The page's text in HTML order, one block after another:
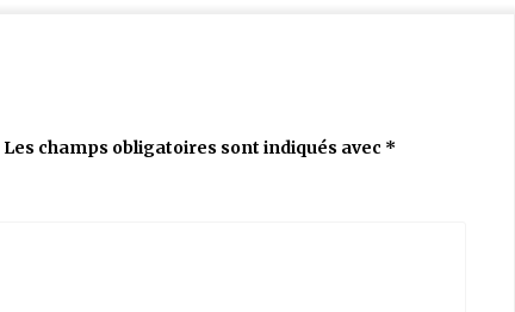
Les champs obligatoires sont indiqués avec *